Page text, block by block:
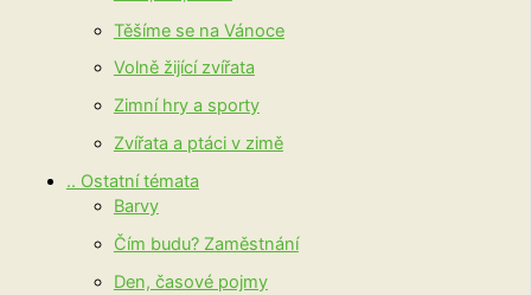
Těšíme se na Vánoce
Volně žijící zvířata
Zimní hry a sporty
Zvířata a ptáci v zimě
.. Ostatní témata
Barvy
Čím budu? Zaměstnání
Den, časové pojmy